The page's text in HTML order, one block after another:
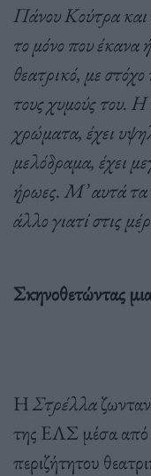
Πάνου Κούτρα
το μόνο που έκανα
θεατρικό, με
τους χυμούς του. Η
χρώματα, έχει
μελόδραμα, έχει
ήρωες. Μ’ αυτά τα
άλλο γιατί στις
Σκηνοθετώντας
ΗΣτρέλλα
της ΕΛΣ μέσα από
περιζήτητου